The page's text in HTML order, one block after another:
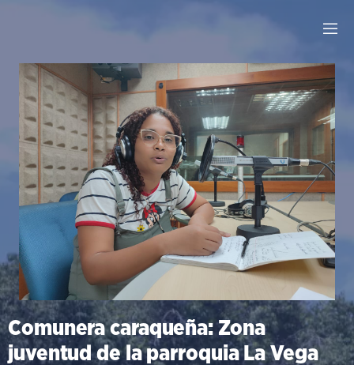
Comunera caraqueña: Zona
juventud de la parroquia La Vega